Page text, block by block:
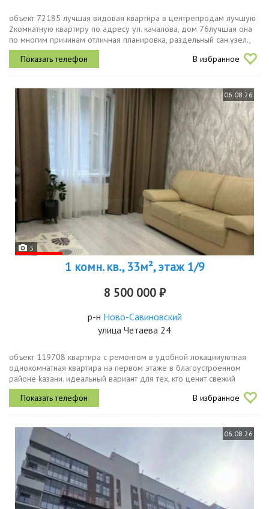
объект 72185 лучшая видовая квартира в центрепродам лучшую
2комнатную квартиру по адресу ул. качалова, дом 76лучшая она
по многим причинам отличная планировка, раздельный сан.узел.,
общая площадь квартиры 77,4кв.м по данным выписки егрн,
гостиная...
В избранное
06.08.26
5
1 комн. кв., 33м², этаж 1/9
8 500 000 ₽
р-н Ново-Савиновский
улица Четаева 24
объект 119708 квартира с ремонтом в удобной локацииуютная
однoкомнaтная квaртиpa на пeрвом этaжe в блaгoуcтроеннoм
paйонe kазани. идeaльный вaриант для тех, кто цeнит свежий
pемонт, удoбную тpaнcпoртную дocтупнocть и зeлёную зoну
pядом c дoмом....
В избранное
06.08.26